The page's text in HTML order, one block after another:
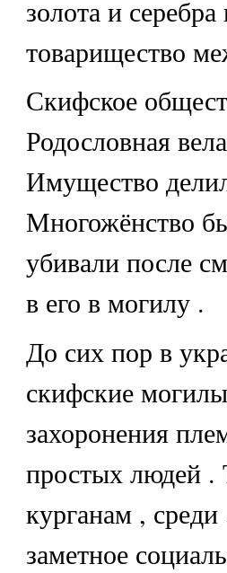
золота и
товарищество
Скифское
Родословная
Имущество
Многожёнство
убивали после
в его в могилу .
До сих пор в
скифские
захоронения
простых людей .
курганам ,
заметное